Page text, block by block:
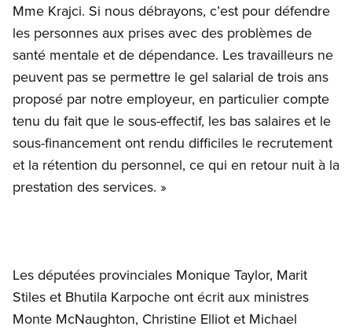
Mme Krajci. Si nous débrayons, c’est pour défendre
les personnes aux prises avec des problèmes de
santé mentale et de dépendance. Les travailleurs ne
peuvent pas se permettre le gel salarial de trois ans
proposé par notre employeur, en particulier compte
tenu du fait que le sous-effectif, les bas salaires et le
sous-financement ont rendu difficiles le recrutement
et la rétention du personnel, ce qui en retour nuit à la
prestation des services. »
Les députées provinciales Monique Taylor, Marit
Stiles et Bhutila Karpoche ont écrit aux ministres
Monte McNaughton, Christine Elliot et Michael